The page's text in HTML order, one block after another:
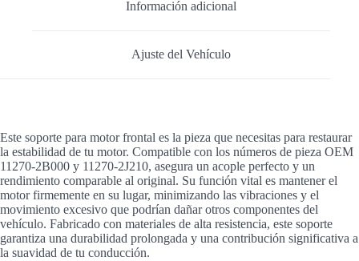
Información adicional
Ajuste del Vehículo
Este soporte para motor frontal es la pieza que necesitas para restaurar
la estabilidad de tu motor. Compatible con los números de pieza OEM
11270-2B000 y 11270-2J210, asegura un acople perfecto y un
rendimiento comparable al original. Su función vital es mantener el
motor firmemente en su lugar, minimizando las vibraciones y el
movimiento excesivo que podrían dañar otros componentes del
vehículo. Fabricado con materiales de alta resistencia, este soporte
garantiza una durabilidad prolongada y una contribución significativa a
la suavidad de tu conducción.